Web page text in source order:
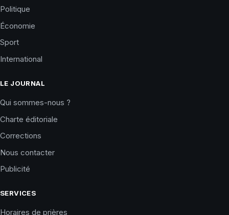
Politique
Économie
Sport
International
LE JOURNAL
Qui sommes-nous ?
Charte éditoriale
Corrections
Nous contacter
Publicité
SERVICES
Horaires de prières